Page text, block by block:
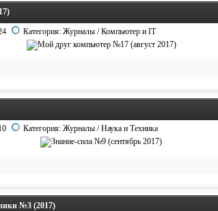
Категория:Журналы /Компьютер и IT
Категория:Журналы /Наука и Техника
№3 (2017)